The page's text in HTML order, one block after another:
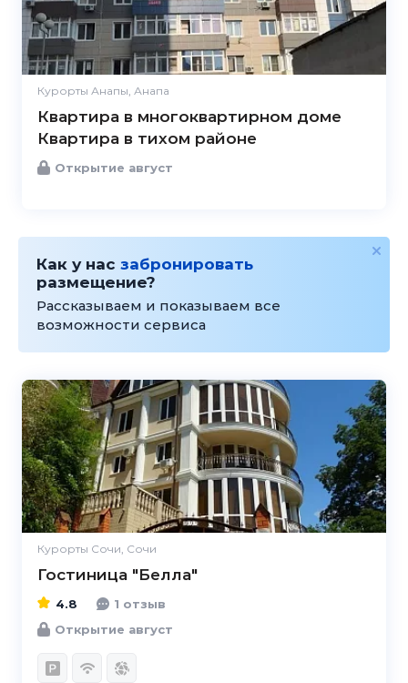
Курорты Анапы, Анапа
Квартира в многоквартирном доме
Квартира в тихом районе
Открытие август
Как у нас забронировать
размещение?
Рассказываем и показываем все
возможности сервиса
Курорты Сочи, Сочи
Гостиница "Белла"
4.8
4.8
1 отзыв
Открытие август